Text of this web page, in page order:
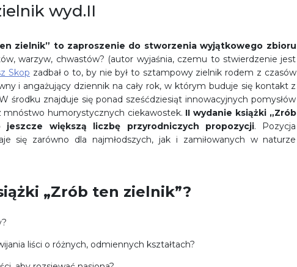
wyd.II
zielnik” to zaproszenie do stworzenia wyjątkowego zbioru
warzyw, chwastów? (autor wyjaśnia, czemu to stwierdzenie jest
Skop zadbał o to, by nie był to sztampowy zielnik rodem z czasów
i angażujący dziennik na cały rok, w którym buduje się kontakt z
środku znajduje się ponad sześćdziesiąt innowacyjnych pomysłów
mnóstwo humorystycznych ciekawostek. II wydanie książki „Zrób
większą liczbę przyrodniczych propozycji. Pozycja
się zarówno dla najmłodszych, jak i zamiłowanych w naturze
„Zrób ten zielnik”?
liści o różnych, odmiennych kształtach?